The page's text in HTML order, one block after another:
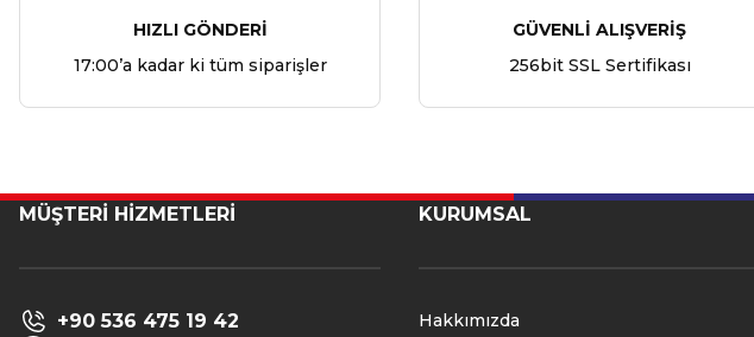
HIZLI GÖNDERİ
17:00’a kadar ki tüm siparişler
GÜVENLİ ALIŞVERİŞ
256bit SSL Sertifikası
MÜŞTERİ HİZMETLERİ
+90 536 475 19 42
KURUMSAL
Hakkımızda